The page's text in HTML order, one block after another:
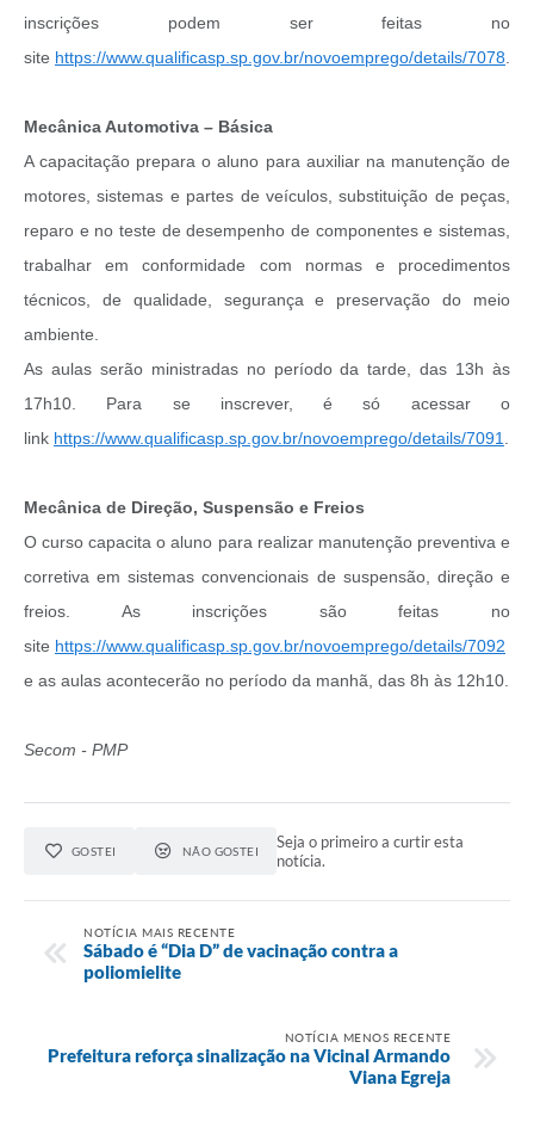
inscrições podem ser feitas no
site https://www.qualificasp.sp.gov.br/novoemprego/details/7078
Mecânica Automotiva – Básica
A capacitação prepara o aluno para auxiliar na manutenção de
motores, sistemas e partes de veículos, substituição de peças,
reparo e no teste de desempenho de componentes e sistemas,
trabalhar em conformidade com normas e procedimentos
técnicos, de qualidade, segurança e preservação do meio
ambiente.
As aulas serão ministradas no período da tarde, das 13h às
17h10. Para se inscrever, é só acessar o
link https://www.qualificasp.sp.gov.br/novoemprego/details/7091
Mecânica de Direção, Suspensão e Freios
O curso capacita o aluno para realizar manutenção preventiva e
corretiva em sistemas convencionais de suspensão, direção e
freios. As inscrições são feitas no
site https://www.qualificasp.sp.gov.br/novoemprego/details/7092
e as aulas acontecerão no período da manhã, das 8h às 12h10.
Secom - PMP
GOSTEI NÃO GOSTEI
Seja o primeiro a curtir esta
notícia.
NOTÍCIA MAIS RECENTE
Sábado é “Dia D” de vacinação contra a
poliomielite
NOTÍCIA MENOS RECENTE
Prefeitura reforça sinalização na Vicinal Armando
Viana Egreja